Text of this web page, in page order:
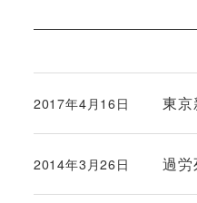
東
投稿日
2017年4月16日
過
投稿日
2014年3月26日